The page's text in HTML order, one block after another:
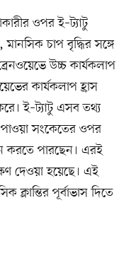
ওপর ই–ট্যাটু
মানসিক চাপ বৃদ্ধির সঙ্গে
উচ্চ কার্যকলাপ
কার্যকলাপ হ্রাস
করে। ই–ট্যাটু এসব তথ্য
পাওয়া সংকেতের ওপর
করতে পারছেন। এরই
দেওয়া হয়েছে। এই
ক্লান্তির পূর্বাভাস দিতে